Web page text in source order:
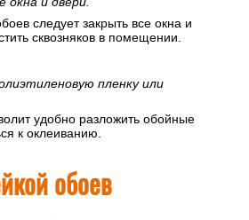
следует закрыть все окна и
сквозняков в помещении.
пленку или
удобно разложить обойные
к оклеиванию.
обоев